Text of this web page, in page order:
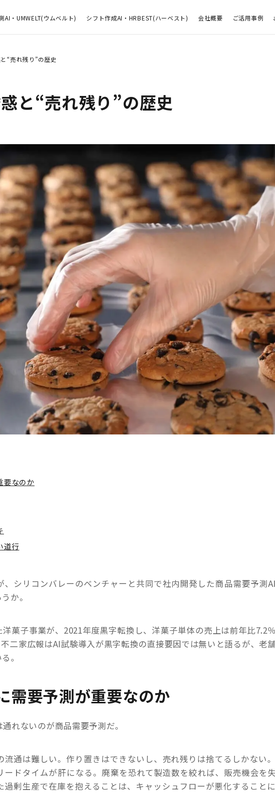
AI・UMWELT(ウムベルト) シフト作成AI・HRBEST(ハーベスト) 会社概要 ご活用事例
“売れ残り”の歴史
と“売れ残り”の歴史
要なのか
道行
、シリコンバレーのベンチャーと共同で社内開発した商品需要予測
か。
菓子事業が、2021年度黒字転換し、洋菓子単体の売上は前年比7.2
二家広報はAI試験導入が黒字転換の直接要因では無いと語るが、老
。
需要予測が重要なのか
れないのが商品需要予測だ。
流通は難しい。作り置きはできないし、売れ残りは捨てるしかない
ードタイムが肝になる。廃棄を恐れて製造数を絞れば、販売機会を
過剰生産で在庫を抱えることは、キャッシュフローが悪化すること